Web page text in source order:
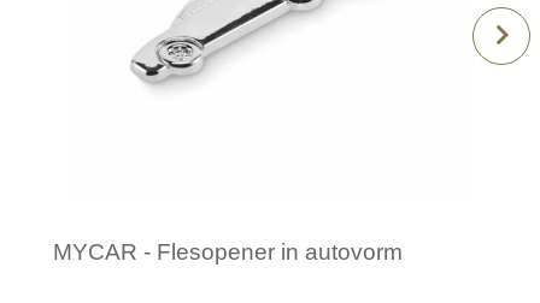
MYCAR - Flesopener in autovorm